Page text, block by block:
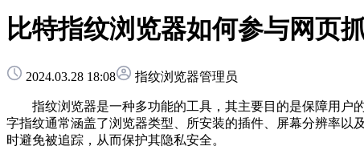
比特指纹浏览器如何参与网页
2024.03.28 18:08 指纹浏览器管理员
指纹浏览器是一种多功能的工具，其主要目的是保障用户的
字指纹通常涵盖了浏览器类型、所安装的插件、屏幕分辨率
时避免被追踪，从而保护其隐私安全。